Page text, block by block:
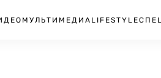
МУЛЬТИМЕДИА LIFESTYLE